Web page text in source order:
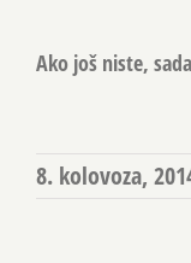
Ako još niste,
8. kolovoza,